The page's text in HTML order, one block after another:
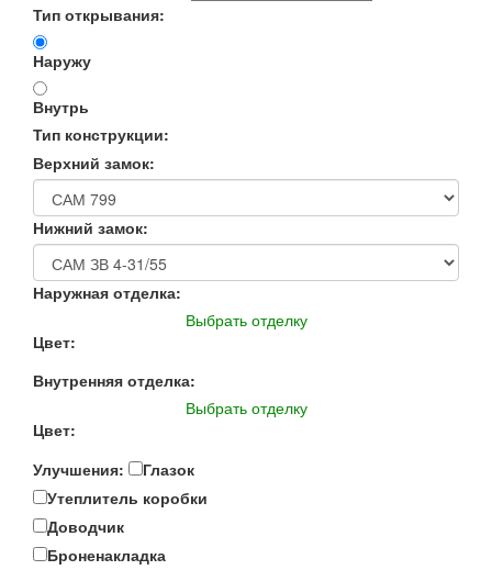
Тип открывания:
Наружу
Внутрь
Тип конструкции:
Верхний замок:
Нижний замок:
Наружная отделка:
Выбрать отделку
Цвет:
Внутренняя отделка:
Выбрать отделку
Цвет:
Улучшения:
Глазок
Утеплитель коробки
Доводчик
Броненакладка